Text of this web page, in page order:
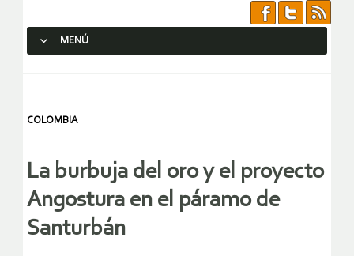
MENÚ
COLOMBIA
La burbuja del oro y el proyecto
Angostura en el páramo de
Santurbán